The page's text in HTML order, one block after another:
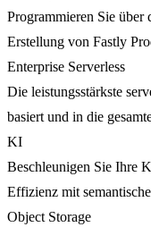
Programmieren Sie
Erstellung von Fastly
Enterprise Serverless
Die leistungsstärkste
basiert und in die
KI
Beschleunigen Sie Ihre
Effizienz mit
Object Storage